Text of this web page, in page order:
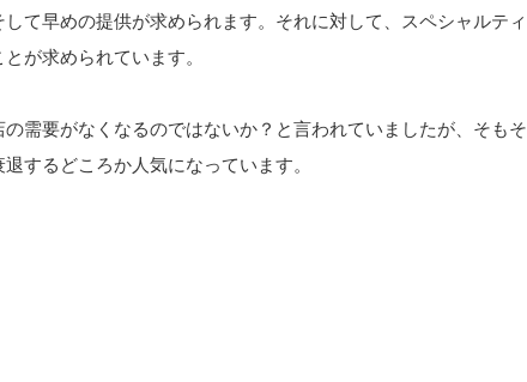
て早めの提供が求められます。それに対して、スペシャルティ
が求められています。
需要がなくなるのではないか？と言われていましたが、そもそ
するどころか人気になっています。